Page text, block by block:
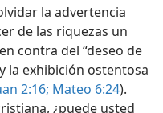
la advertencia
de las riquezas un
contra del “deseo de
la exhibición ostentosa
2:16; Mateo 6:24).
¿puede usted